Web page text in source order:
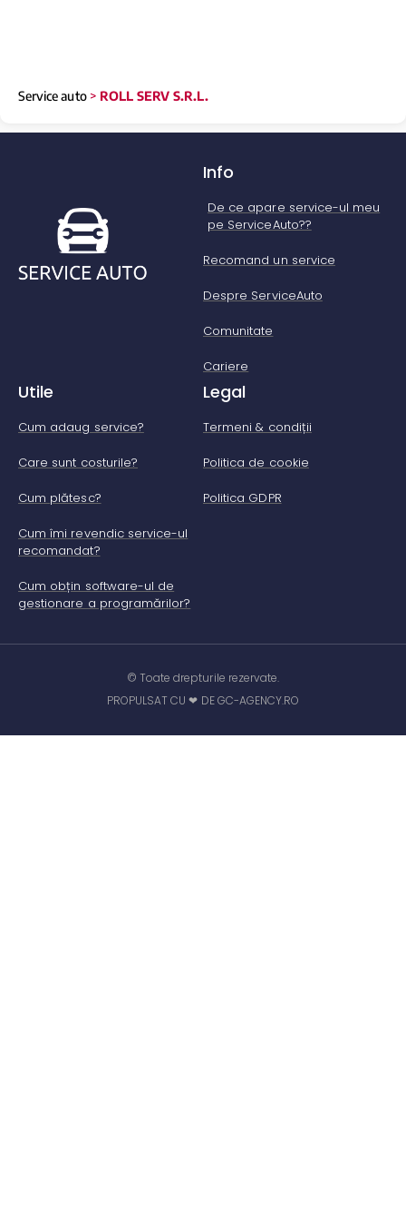
Service auto> ROLL SERV S.R.L.
Info
De ce apare service-ul meu
pe ServiceAuto??
Recomand un service
Despre ServiceAuto
Comunitate
Cariere
Utile
Cum adaug service?
Care sunt costurile?
Cum plătesc?
Cum îmi revendic service-ul
recomandat?
Cum obțin software-ul de
gestionare a programărilor?
Legal
Termeni & condiții
Politica de cookie
Politica GDPR
© Toate drepturile rezervate.
PROPULSAT CU ❤ DE GC-AGENCY.RO